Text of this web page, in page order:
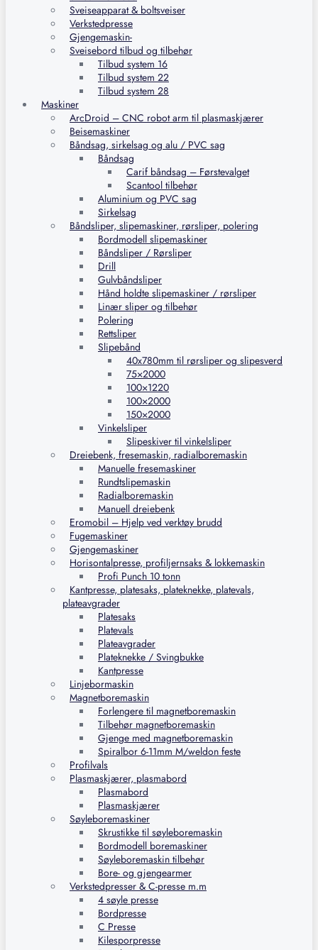
Sveiseapparat & boltsveiser
Verkstedpresse
Gjengemaskin-
Sveisebord tilbud og tilbehør
Tilbud system 16
Tilbud system 22
Tilbud system 28
Maskiner
ArcDroid – CNC robot arm til plasmaskjærer
Beisemaskiner
Båndsag, sirkelsag og alu / PVC sag
Båndsag
Carif båndsag – Førstevalget
Scantool tilbehør
Aluminium og PVC sag
Sirkelsag
Båndsliper, slipemaskiner, rørsliper, polering
Bordmodell slipemaskiner
Båndsliper / Rørsliper
Drill
Gulvbåndsliper
Hånd holdte slipemaskiner / rørsliper
Linær sliper og tilbehør
Polering
Rettsliper
Slipebånd
40x780mm til rørsliper og slipesverd
75×2000
100×1220
100×2000
150×2000
Vinkelsliper
Slipeskiver til vinkelsliper
Dreiebenk, fresemaskin, radialboremaskin
Manuelle fresemaskiner
Rundtslipemaskin
Radialboremaskin
Manuell dreiebenk
Eromobil – Hjelp ved verktøy brudd
Fugemaskiner
Gjengemaskiner
Horisontalpresse, profiljernsaks & lokkemaskin
Profi Punch 10 tonn
Kantpresse, platesaks, plateknekke, platevals,
plateavgrader
Platesaks
Platevals
Plateavgrader
Plateknekke / Svingbukke
Kantpresse
Linjebormaskin
Magnetboremaskin
Forlengere til magnetboremaskin
Tilbehør magnetboremaskin
Gjenge med magnetboremaskin
Spiralbor 6-11mm M/weldon feste
Profilvals
Plasmaskjærer, plasmabord
Plasmabord
Plasmaskjærer
Søyleboremaskiner
Skrustikke til søyleboremaskin
Bordmodell boremaskiner
Søyleboremaskin tilbehør
Bore- og gjengearmer
Verkstedpresser & C-presse m.m
4 søyle presse
Bordpresse
C Presse
Kilesporpresse